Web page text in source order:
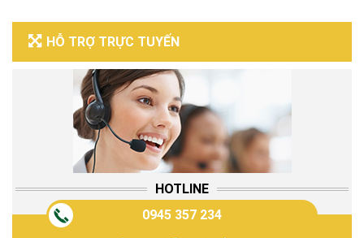
HỖ TRỢ TRỰC TUYẾN
HOTLINE
0945 357 234